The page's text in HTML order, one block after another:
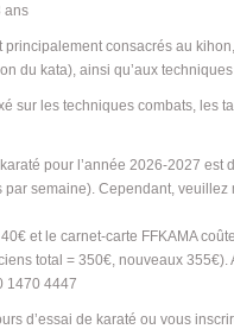
ans
consacrés au
du kata), ainsi qu’aux techniques
sur les techniques combats, les
pour l’année 2026-2027 est
semaine). Cependant,
et le carnet-carte FFKAMA
total = 350€, nouveaux 355€).
1470 4447
d’essai de karaté ou vous